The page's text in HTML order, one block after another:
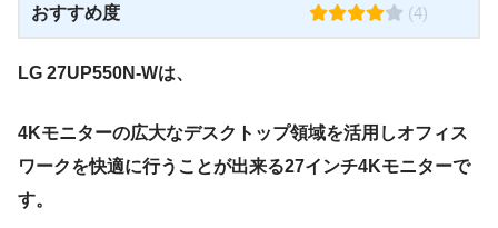
おすすめ度 (4)
LG 27UP550N-Wは、
4Kモニターの広大なデスクトップ領域を活用しオフィス
ワークを快適に行うことが出来る27インチ4Kモニターで
す。